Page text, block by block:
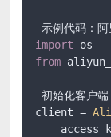
import
from
初始化客户端
client =